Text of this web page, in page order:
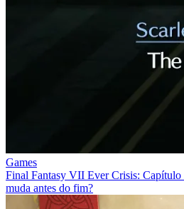
Games
Final Fantasy VII Ever Crisis: Capítulo
muda antes do fim?